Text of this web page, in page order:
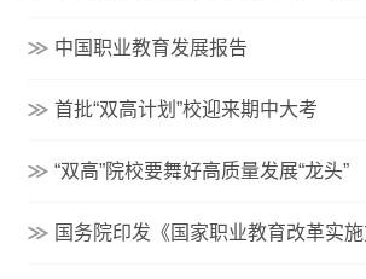
中国职业教育发展报告
首批“双高计划”校迎来期中大考
“双高”院校要舞好高质量发展“龙头”
国务院印发《国家职业教育改革实施